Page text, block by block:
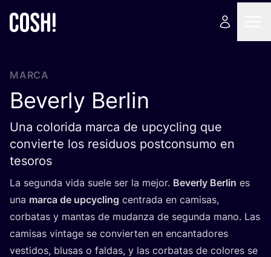
MARCA
Beverly Berlin
Una colorida marca de upcycling que
convierte los residuos postconsumo en
tesoros
La segun­da vida sue­le ser la mejor. Beverly Ber­lin es
una mar­ca de upcy­cling cen­tra­da en cami­sas,
cor­ba­tas y man­tas de mudan­za de segun­da mano. Las
cami­sas vin­ta­ge se con­vier­ten en encan­ta­do­res
ves­ti­dos, blu­sas o fal­das, y las cor­ba­tas de colo­res se